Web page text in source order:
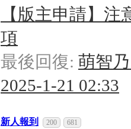
【版主申請】注
項
最後回復: 萌智
2025-1-21 02:33
新人報到 200
681